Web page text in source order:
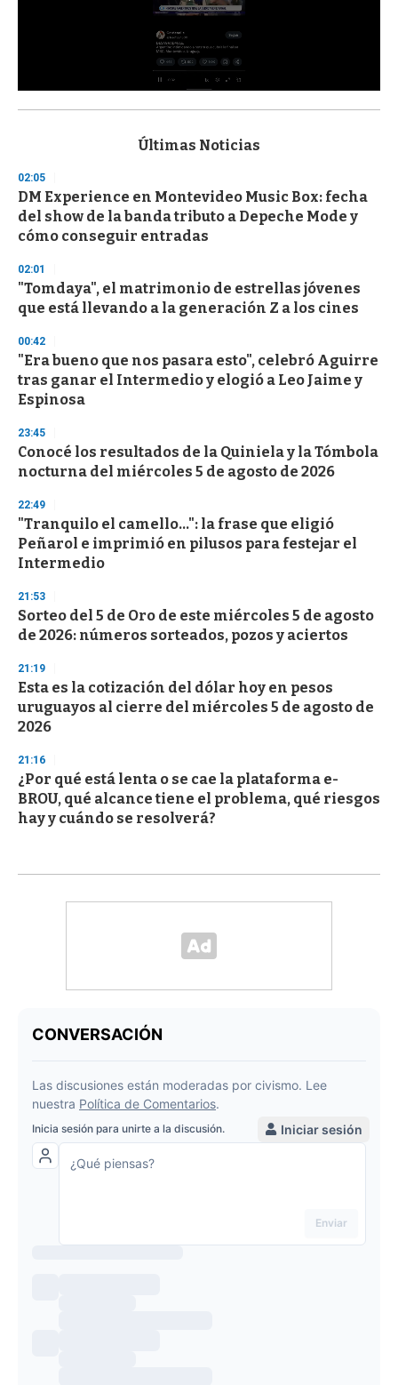
s
d
s
o
f
3
s
e
o
d
s
Últimas Noticias
02:05
DM Experience en Montevideo Music Box: fecha
del show de la banda tributo a Depeche Mode y
cómo conseguir entradas
02:01
"Tomdaya", el matrimonio de estrellas jóvenes
que está llevando a la generación Z a los cines
00:42
"Era bueno que nos pasara esto", celebró Aguirre
tras ganar el Intermedio y elogió a Leo Jaime y
Espinosa
23:45
Conocé los resultados de la Quiniela y la Tómbola
nocturna del miércoles 5 de agosto de 2026
22:49
"Tranquilo el camello...": la frase que eligió
Peñarol e imprimió en pilusos para festejar el
Intermedio
21:53
Sorteo del 5 de Oro de este miércoles 5 de agosto
de 2026: números sorteados, pozos y aciertos
21:19
Esta es la cotización del dólar hoy en pesos
uruguayos al cierre del miércoles 5 de agosto de
2026
21:16
¿Por qué está lenta o se cae la plataforma e-
BROU, qué alcance tiene el problema, qué riesgos
hay y cuándo se resolverá?